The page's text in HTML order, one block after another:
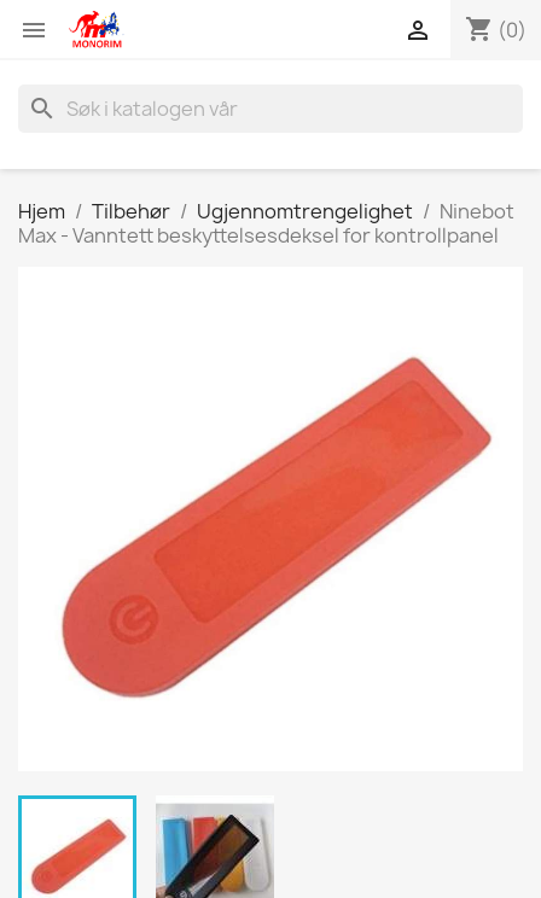
 shopping_cart (0)

search
Hjem Tilbehør Ugjennomtrengelighet
Ninebot
Max - Vanntett beskyttelsesdeksel for kontrollpanel